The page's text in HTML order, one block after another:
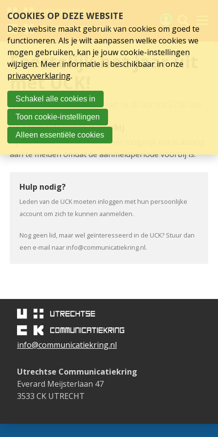
Detailpagina
activiteit
links
over
Spring
hoofd
inhoud
Spring
naar
hoofdnavigatie
Feestelijk het jaar uit
met UCK!
vrijdag 13 december 2024 van 16:30 uur tot 22:00 uur
De aanmeldperiode is voorbij
Op dit moment is het niet meer mogelijk om je alsnog
aan te melden omdat de aanmeldperiode voorbij is.
Hulp nodig?
Leden van de UCK moeten inloggen met hun persoonlijke
account om zich te kunnen aanmelden.
Nog geen lid, maar wel geïnteresseerd in de UCK? Stuur dan
een e-mail naar info@communicatiekring.nl.
info@communicatiekring.nl
Utrechtse Communicatiekring
Everard Meijsterlaan 47
3533 CK UTRECHT
Activiteiten
Nieuws
Verslagen
Sluit je aan
Over UCK
COOKIES OP DEZE WEBSITE
Deze website maakt gebruik van cookies om goed te
functioneren. Als je wilt aanpassen welke cookies we
mogen gebruiken, kan je jouw cookie-instellingen
wijzigen. Meer informatie is beschikbaar in onze
privacyverklaring.
Schakel alle cookies in
Toon cookie-instellingen
Alleen essentiële cookies